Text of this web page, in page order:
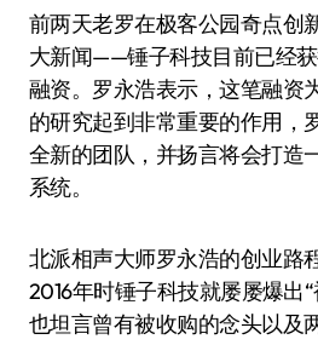
前两天老罗在极客公园奇点创
大新闻——锤子科技目前已经
融资。罗永浩表示，这笔融资
的研究起到非常重要的作用，
全新的团队，并扬言将会打造
系统。
北派相声大师罗永浩的创业路
2016年时锤子科技就屡屡爆出
也坦言曾有被收购的念头以及